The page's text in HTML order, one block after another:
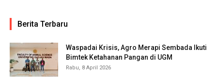
Berita Terbaru
Waspadai Krisis, Agro Merapi Sembada Ikuti
Bimtek Ketahanan Pangan di UGM
Rabu, 8 April 2026